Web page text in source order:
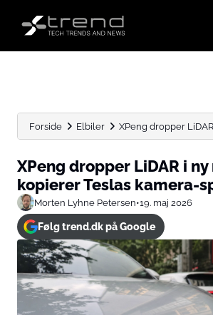
Forside Elbiler XPeng dropper
XPeng dropper LiDAR i
kopierer Teslas kamera-
Morten Lyhne Petersen•19. maj 2026
Følg trend.dk på Google